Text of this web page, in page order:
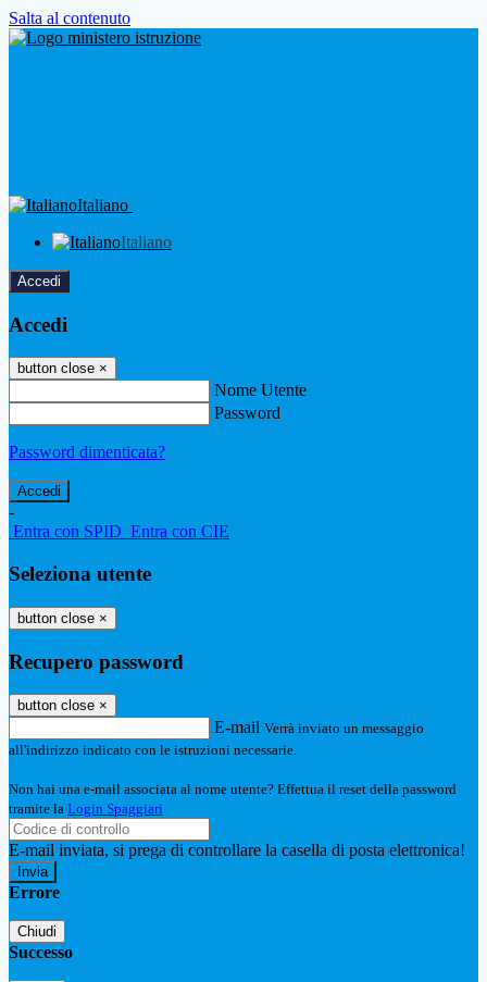
Salta al contenuto
Italiano
Italiano
Accedi
Accedi
button close ×
Nome Utente
Password
Password dimenticata?
-
Entra con SPID Entra con CIE
Seleziona utente
button close ×
Recupero password
button close ×
E-mail Verrà inviato un messaggio
all'indirizzo indicato con le istruzioni necessarie.
Non hai una e-mail associata al nome utente? Effettua il reset della password
tramite la Login Spaggiari
E-mail inviata, si prega di controllare la casella di posta elettronica!
Errore
Chiudi
Successo